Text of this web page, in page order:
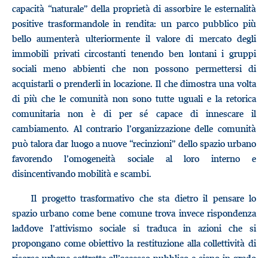
capacità “naturale” della proprietà di assorbire le esternalità
positive trasformandole in rendita: un parco pubblico più
bello aumenterà ulteriormente il valore di mercato degli
immobili privati circostanti tenendo ben lontani i gruppi
sociali meno abbienti che non possono permettersi di
acquistarli o prenderli in locazione. Il che dimostra una volta
di più che le comunità non sono tutte uguali e la retorica
comunitaria non è di per sé capace di innescare il
cambiamento. Al contrario l’organizzazione delle comunità
può talora dar luogo a nuove “recinzioni” dello spazio urbano
favorendo l’omogeneità sociale al loro interno e
disincentivando mobilità e scambi.
Il progetto trasformativo che sta dietro il pensare lo
spazio urbano come bene comune trova invece rispondenza
laddove l’attivismo sociale si traduca in azioni che si
propongano come obiettivo la restituzione alla collettività di